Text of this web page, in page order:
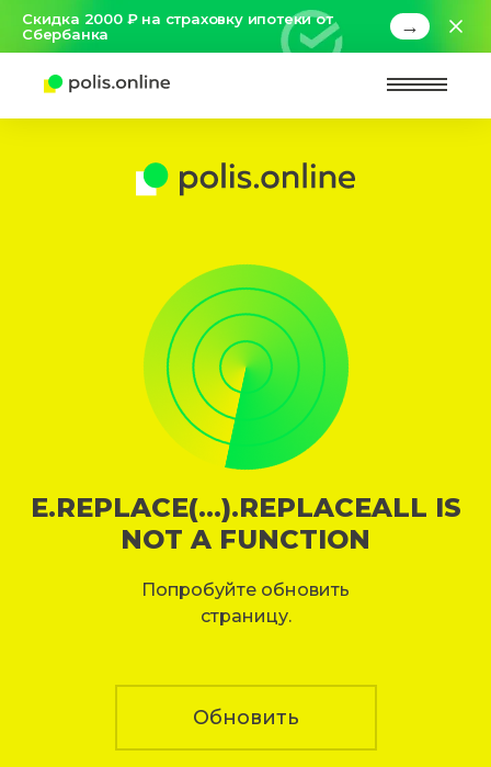
Скидка 2000 ₽ на страховку ипотеки от
Сбербанка
→
E.REPLACE(...).REPLACEALL IS
NOT A FUNCTION
Попробуйте обновить
страницу.
Обновить